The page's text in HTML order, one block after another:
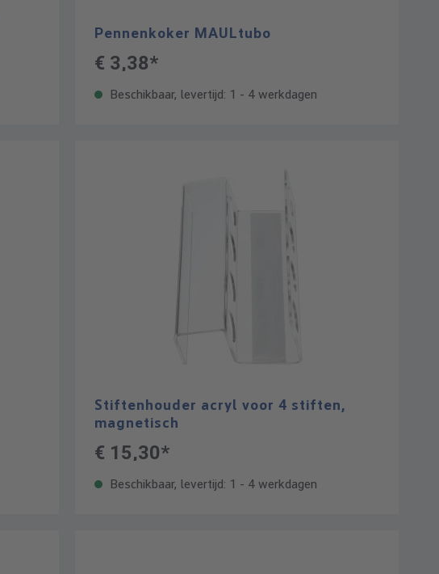
Pennenkoker MAULtubo
€ 3,38*
Beschikbaar, levertijd: 1 - 4 werkdagen
Stiftenhouder acryl voor 4 stiften,
magnetisch
€ 15,30*
Beschikbaar, levertijd: 1 - 4 werkdagen